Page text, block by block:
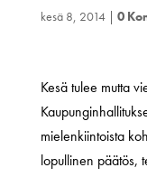
kesä 8, 2014| 0
Kesä tulee mutta
mielenkiintoista
lopullinen päätös,